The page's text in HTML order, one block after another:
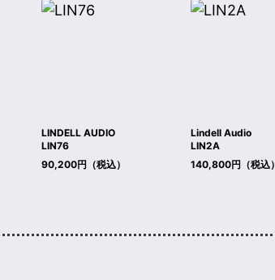
LINDELL AUDIO
LIN76
90,200円（税込）
Lindell Audio
LIN2A
140,800円（税込）